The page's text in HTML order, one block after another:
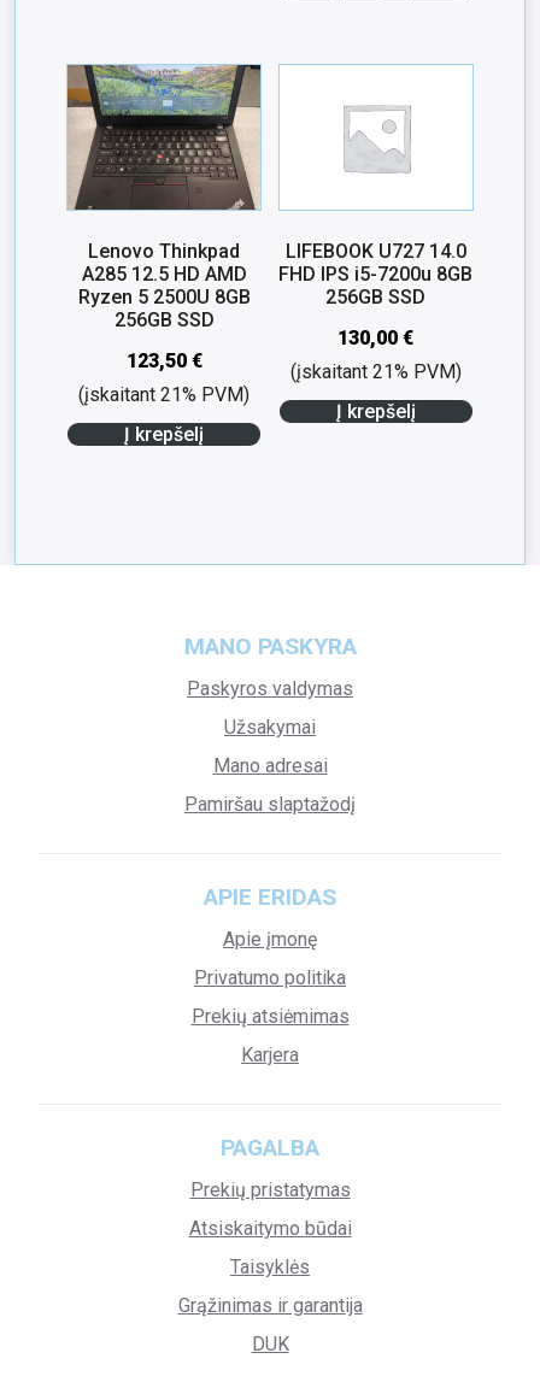
Lenovo Thinkpad
A285 12.5 HD AMD
Ryzen 5 2500U 8GB
256GB SSD
123,50 €
(įskaitant 21% PVM)
Į krepšelį
LIFEBOOK U727 14.0
FHD IPS i5-7200u 8GB
256GB SSD
130,00€
(įskaitant 21% PVM)
Į krepšelį
MANO PASKYRA
Paskyros valdymas
Užsakymai
Mano adresai
Pamiršau slaptažodį
APIE ERIDAS
Apie įmonę
Privatumo politika
Prekių atsiėmimas
Karjera
PAGALBA
Prekių pristatymas
Atsiskaitymo būdai
Taisyklės
Grąžinimas ir garantija
DUK